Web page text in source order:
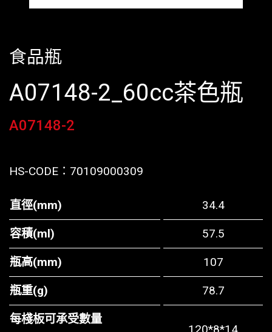
食品瓶
A07148-2_60cc茶色瓶
A07148-2
HS-CODE： 70109000309
直徑(mm) 34.4
容積(ml) 57.5
瓶高(mm) 107
瓶重(g) 78.7
每棧板可承受數量